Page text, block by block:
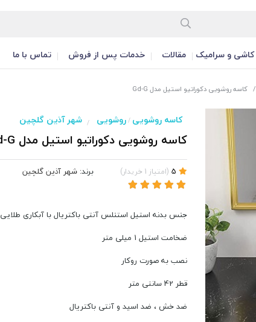
کاشی و سرامیک مقالات خدمات پس از فروش تماس با ما
/ کاسه روشویی دکوراتیو استیل مدل Gd-G
کاسه روشویی /روشویی / شهر آذین گلچین
کاسه روشویی دکوراتیو استیل مدل Gd-G
(امتیاز 1 خریدار) برند: شهر آذین گلچین
جنس بدنه استیل استنلس آنتی باکتریال با آبکاری طلایی
ضخامت استیل 1 میلی متر
نصب به صورت روکار
قطر 42 سانتی متر
ضد خش ، ضد اسید و آنتی باکتریال